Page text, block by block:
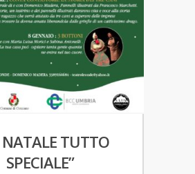
TUTTO
SPECIALE”